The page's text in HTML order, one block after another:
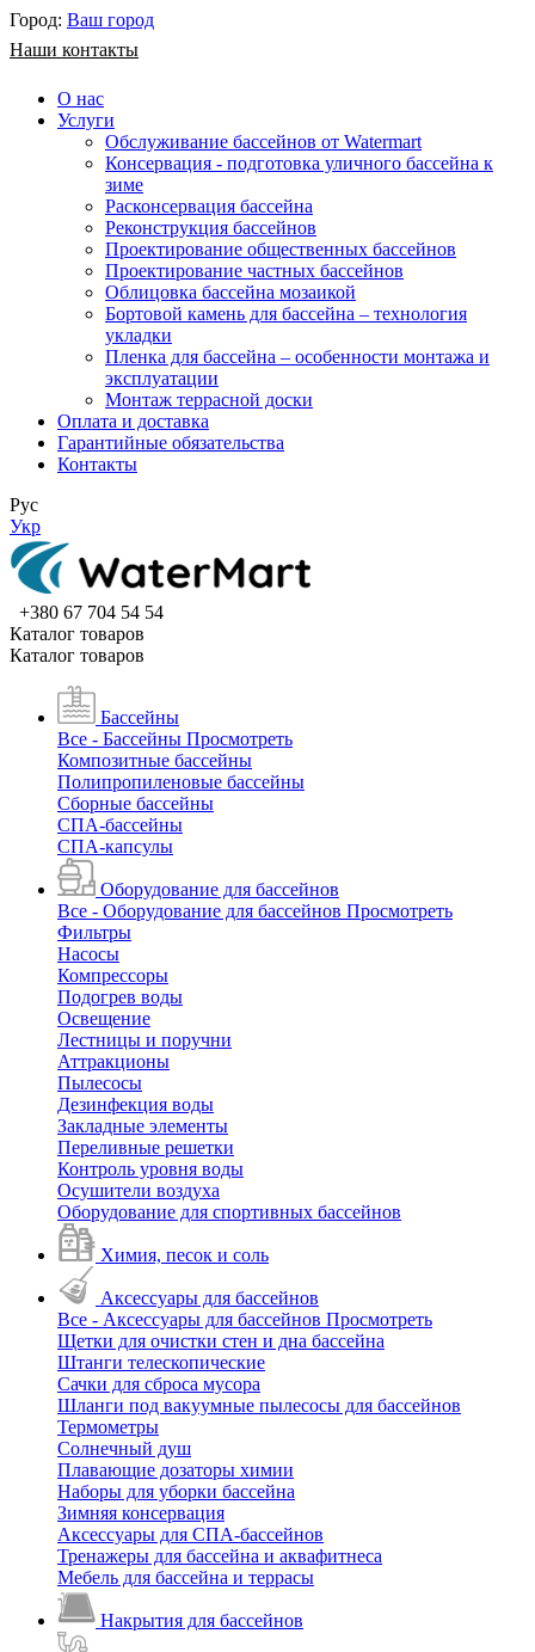
Город: Ваш город
Наши контакты
О нас
Услуги
Обслуживание бассейнов от Watermart
Консервация - подготовка уличного бассейна к
зиме
Расконсервация бассейна
Реконструкция бассейнов
Проектирование общественных бассейнов
Проектирование частных бассейнов
​Облицовка бассейна мозаикой
Бортовой камень для бассейна – технология
укладки
Пленка для бассейна – особенности монтажа и
эксплуатации
Монтаж террасной доски
Оплата и доставка
Гарантийные обязательства
Контакты
Рус
Укр
+380 67 704 54 54
Каталог товаров
Каталог товаров
Бассейны
Все - Бассейны Просмотреть
Композитные бассейны
Полипропиленовые бассейны
Сборные бассейны
СПА-бассейны
СПА-капсулы
Оборудование для бассейнов
Все - Оборудование для бассейнов Просмотреть
Фильтры
Насосы
Компрессоры
Подогрев воды
Освещение
Лестницы и поручни
Аттракционы
Пылесосы
Дезинфекция воды
Закладные элементы
Переливные решетки
Контроль уровня воды
Осушители воздуха
Оборудование для спортивных бассейнов
Химия, песок и соль
Аксессуары для бассейнов
Все - Аксессуары для бассейнов Просмотреть
Щетки для очистки стен и дна бассейна
Штанги телескопические
Сачки для сброса мусора
Шланги под вакуумные пылесосы для бассейнов
Термометры
Солнечный душ
Плавающие дозаторы химии
Наборы для уборки бассейна
Зимняя консервация
Аксессуары для СПА-бассейнов
Тренажеры для бассейна и аквафитнеса
Мебель для бассейна и террасы
Накрытия для бассейнов